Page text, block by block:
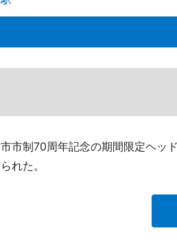
市制70周年記念の期間限定ヘッ
れた。